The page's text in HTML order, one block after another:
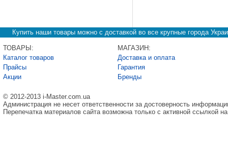
Купить наши товары можно с доставкой во все крупные города
ТОВАРЫ:
Каталог товаров
Прайсы
Акции
МАГАЗИН:
Доставка и оплата
Гарантия
Бренды
© 2012-2013 i-Master.com.ua
Администрация не несет ответственности за достоверность
Перепечатка материалов сайта возможна только с активной ссылкой